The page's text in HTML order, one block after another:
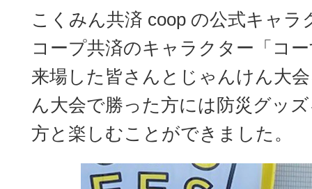
こくみん共済 coop の公式キャ
コープ共済のキャラクター「コ
来場した皆さんとじゃんけん大
ん大会で勝った方には防災グッ
方と楽しむことができました。